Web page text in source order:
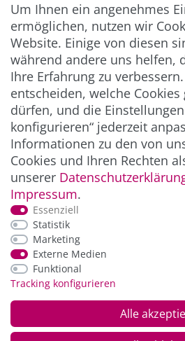
** Hierbei handelt
ZAHLUNG & VERSAND
*Alle Preise inkl. der gesetzl. MwSt. zzgl.
und Versandkosten
Um Ihnen ein angenehmes
ermöglichen, nutzen wir
Website. Einige von diesen
während andere uns helfen,
Ihre Erfahrung zu
entscheiden, welche Cookies
dürfen, und die
konfigurieren“ jederzeit
Informationen zu den von
Cookies und Ihren Rechten
unserer
Impressum.
Essenziell
Statistik
Marketing
Externe Medien
Funktional
Tracking konfigurieren
Alle
© Copyright 2026 Alle Rechte